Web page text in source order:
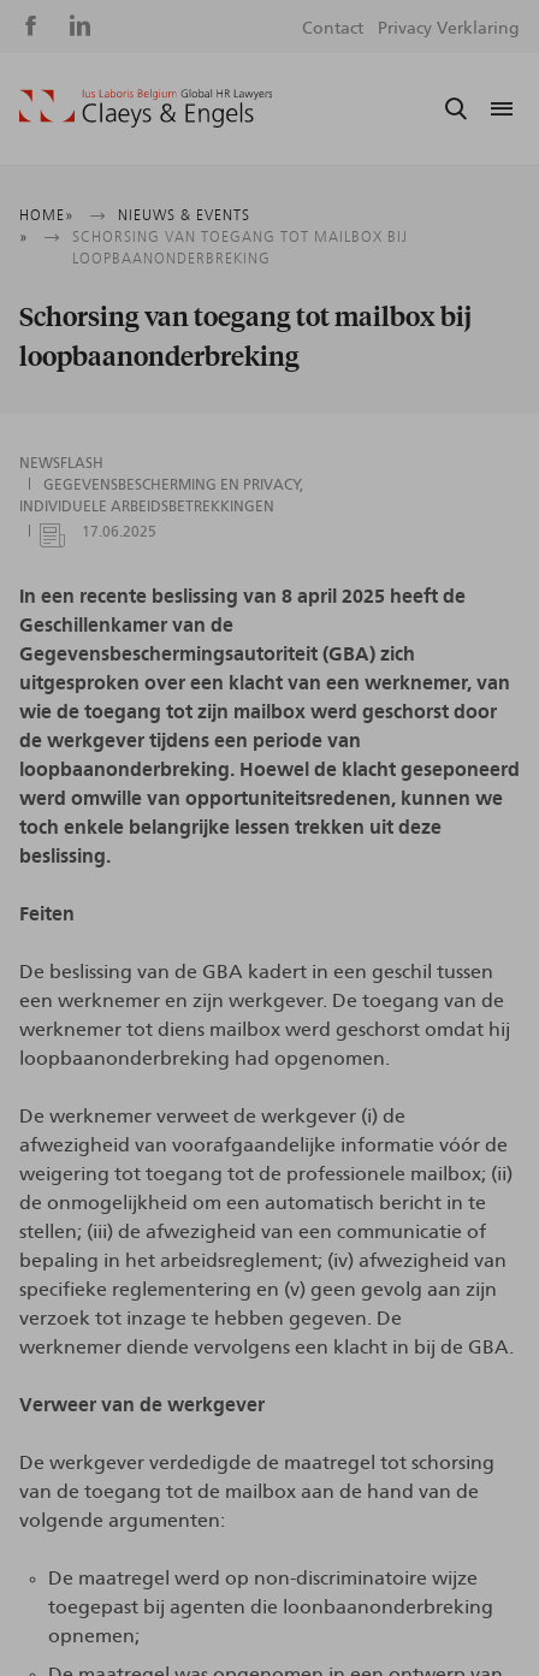
Social
Contact Privacy Verklaring
Kruimelpad
HOME
NIEUWS & EVENTS
SCHORSING VAN TOEGANG TOT MAILBOX BIJ
LOOPBAANONDERBREKING
Schorsing van toegang tot mailbox bij
loopbaanonderbreking
NEWSFLASH
GEGEVENSBESCHERMING EN PRIVACY
INDIVIDUELE ARBEIDSBETREKKINGEN
17.06.2025
In een recente beslissing van 8 april 2025 heeft de
Geschillenkamer van de
Gegevensbeschermingsautoriteit (GBA) zich
uitgesproken over een klacht van een werknemer, van
wie de toegang tot zijn mailbox werd geschorst door
de werkgever tijdens een periode van
loopbaanonderbreking. Hoewel de klacht geseponeerd
werd omwille van opportuniteitsredenen, kunnen we
toch enkele belangrijke lessen trekken uit deze
beslissing.
Feiten
De beslissing van de GBA kadert in een geschil tussen
een werknemer en zijn werkgever. De toegang van de
werknemer tot diens mailbox werd geschorst omdat hij
loopbaanonderbreking had opgenomen.
De werknemer verweet de werkgever (i) de
afwezigheid van voorafgaandelijke informatie vóór de
weigering tot toegang tot de professionele mailbox; (ii)
de onmogelijkheid om een automatisch bericht in te
stellen; (iii) de afwezigheid van een communicatie of
bepaling in het arbeidsreglement; (iv) afwezigheid van
specifieke reglementering en (v) geen gevolg aan zijn
verzoek tot inzage te hebben gegeven. De
werknemer diende vervolgens een klacht in bij de GBA.
Verweer van de werkgever
De werkgever verdedigde de maatregel tot schorsing
van de toegang tot de mailbox aan de hand van de
volgende argumenten:
De maatregel werd op non-discriminatoire wijze
toegepast bij agenten die loonbaanonderbreking
opnemen;